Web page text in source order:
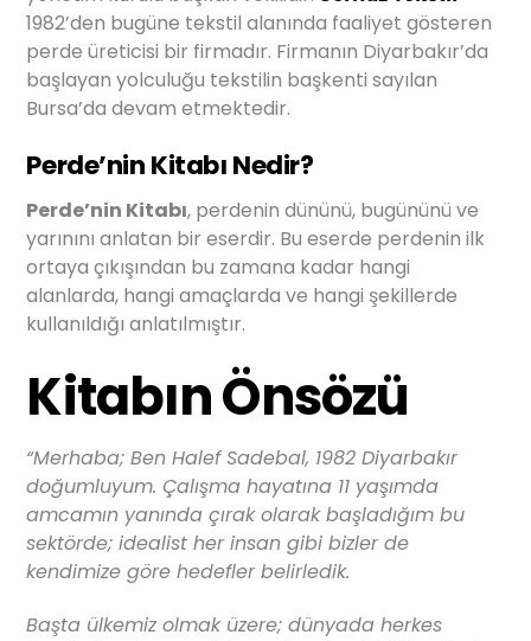
1982’den bugüne tekstil alanında faaliyet gösteren
perde üreticisi bir firmadır. Firmanın Diyarbakır’da
başlayan yolculuğu tekstilin başkenti sayılan
Bursa’da devam etmektedir.
Perde’nin Kitabı Nedir?
Perde’nin Kitabı, perdenin dününü, bugününü ve
yarınını anlatan bir eserdir. Bu eserde perdenin ilk
ortaya çıkışından bu zamana kadar hangi
alanlarda, hangi amaçlarda ve hangi şekillerde
kullanıldığı anlatılmıştır.
Kitabın Önsözü
“Merhaba; Ben Halef Sadebal, 1982 Diyarbakır
doğumluyum. Çalışma hayatına 11 yaşımda
amcamın yanında çırak olarak başladığım bu
sektörde; idealist her insan gibi bizler de
kendimize göre hedefler belirledik.
Başta ülkemiz olmak üzere; dünyada herkes